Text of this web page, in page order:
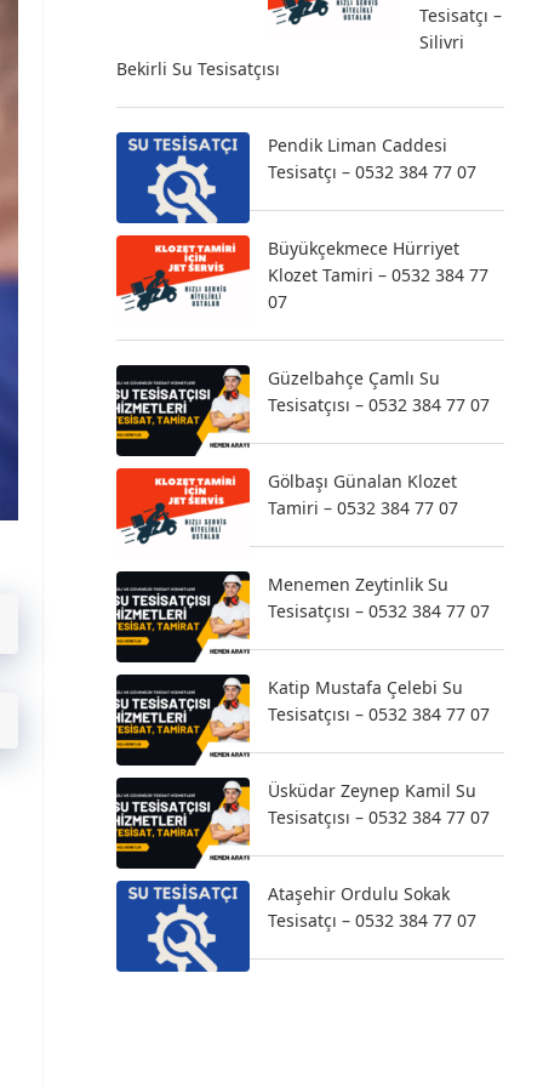
Tesisatçı –
Silivri
Bekirli Su Tesisatçısı
Pendik Liman Caddesi
Tesisatçı – 0532 384 77 07
Büyükçekmece Hürriyet
Klozet Tamiri – 0532 384 77
07
Güzelbahçe Çamlı Su
Tesisatçısı – 0532 384 77 07
Gölbaşı Günalan Klozet
Tamiri – 0532 384 77 07
Menemen Zeytinlik Su
Tesisatçısı – 0532 384 77 07
Katip Mustafa Çelebi Su
Tesisatçısı – 0532 384 77 07
Üsküdar Zeynep Kamil Su
Tesisatçısı – 0532 384 77 07
Ataşehir Ordulu Sokak
Tesisatçı – 0532 384 77 07